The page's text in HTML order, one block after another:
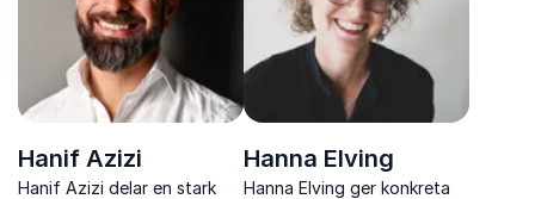
Hanif Azizi
Hanif Azizi delar en stark
Hanna Elving
Hanna Elving ger konkreta